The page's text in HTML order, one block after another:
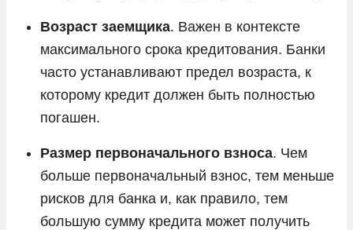
Возраст заемщика. Важен в контексте
максимального срока кредитования. Банки
часто устанавливают предел возраста, к
которому кредит должен быть полностью
погашен.
Размер первоначального взноса. Чем
больше первоначальный взнос, тем меньше
рисков для банка и, как правило, тем
большую сумму кредита может получить